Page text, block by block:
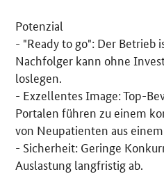
Potenzial
- "Ready to go": Der
Nachfolger kann ohne
loslegen.
- Exzellentes Image: Top-
Portalen führen zu einem
von Neupatienten aus
- Sicherheit: Geringe
Auslastung langfristig ab.